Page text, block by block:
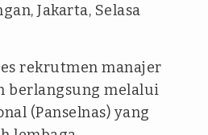
Jakarta, Selasa
rekrutmen manajer
berlangsung melalui
(Panselnas) yang